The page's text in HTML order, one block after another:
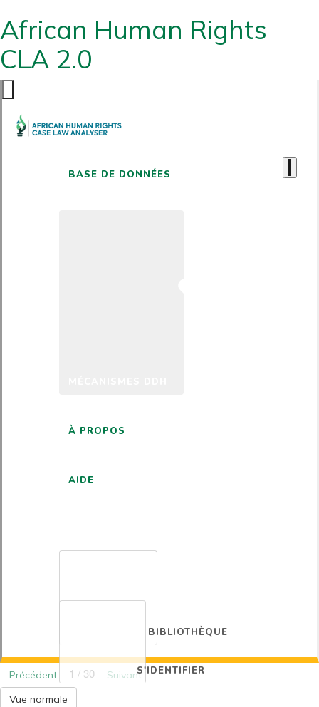
African Human Rights
CLA 2.0
BASE DE DONNÉES
À PROPOS
AIDE
BIBLIOTHÈQUE
S'IDENTIFIER
Précédent 1 / 30
Suivant
Vue normale